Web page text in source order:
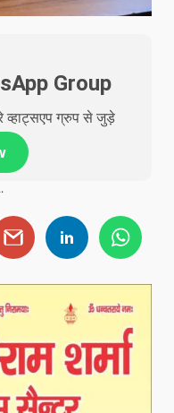
Group
व्हाट्सएप ग्रुप से जुड़े